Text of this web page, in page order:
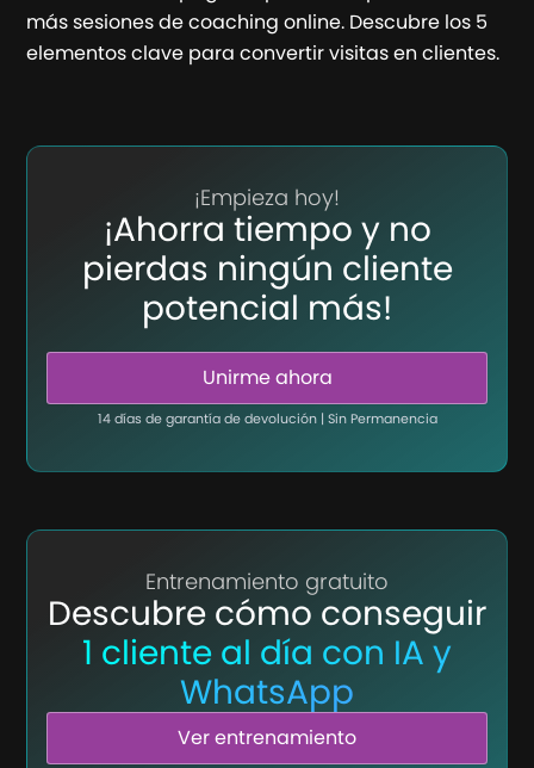
más sesiones de coaching online. Descubre los 5
elementos clave para convertir visitas en clientes.
¡Empieza hoy!
¡Ahorra tiempo y no
pierdas ningún cliente
potencial más!
Unirme ahora
14 días de garantía de devolución | Sin Permanencia
Entrenamiento gratuito
Descubre cómo conseguir
1 cliente al día con IA y
WhatsApp
Ver entrenamiento